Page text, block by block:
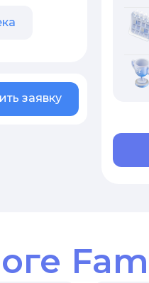
заявку